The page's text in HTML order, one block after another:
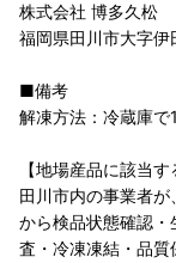
株式会社 博多久松
福岡県田川市大字
■備考
解凍方法：冷蔵庫で
【地場産品に該当す
田川市内の事業者
から検品状態確認
査・冷凍凍結・品質